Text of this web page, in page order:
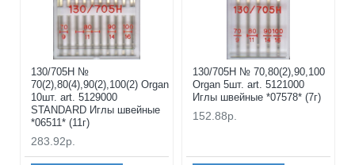
130/705H №
70(2),80(4),90(2),100(2) Organ
10шт. art. 5129000
STANDARD Иглы швейные
*06511* (11г)
283.92р.
130/705H № 70,80(2),90,100
Organ 5шт. art. 5121000
Иглы швейные *07578* (7г)
152.88р.